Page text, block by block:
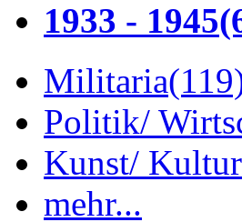
1933 - 1945
Militaria
Politik/
Kunst/
mehr...